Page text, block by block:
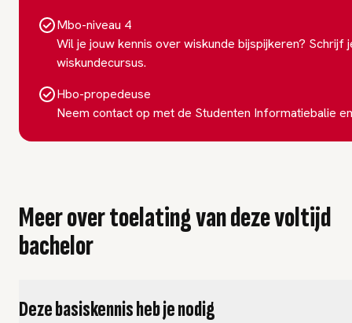
Mbo-niveau 4
Wil je jouw kennis over wiskunde bijspijkeren?
wiskundecursus.
Hbo-propedeuse
Neem contact op met de Studenten Informatiebalie
Meer over toelating van deze voltijd
bachelor
Deze basiskennis heb je nodig